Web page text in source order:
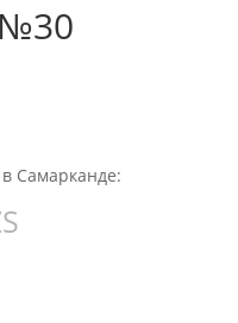
Самарканде: